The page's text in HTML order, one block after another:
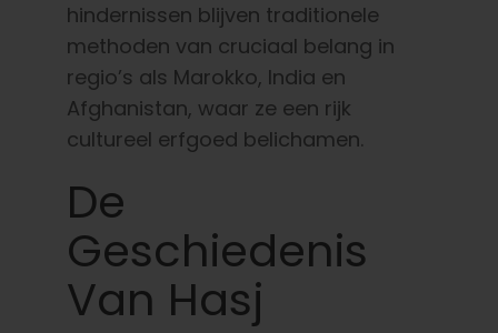
hindernissen blijven traditionele
methoden van cruciaal belang in
regio’s als Marokko, India en
Afghanistan, waar ze een rijk
cultureel erfgoed belichamen.
De
Geschiedenis
Van Hasj